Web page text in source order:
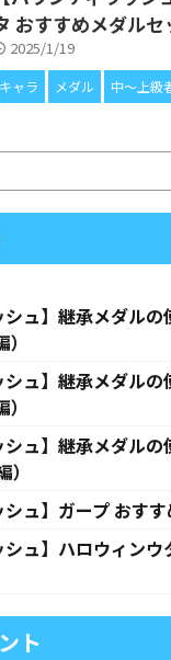
おすすめメダルセ
2025/1/19
キャラ メダル 中〜上級
シュ】継承メダル
シュ】継承メダル
シュ】継承メダル
シュ】ガープ おす
シュ】ハロウィン
ト